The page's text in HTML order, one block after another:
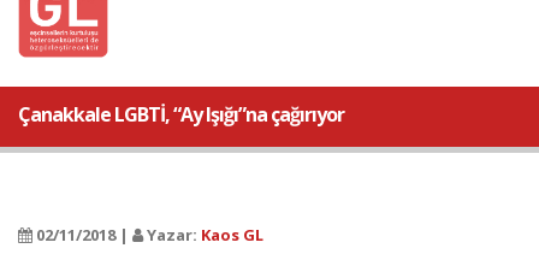
Çanakkale LGBTİ, “Ay Işığı”na çağırıyor
02/11/2018 | Yazar: Kaos GL